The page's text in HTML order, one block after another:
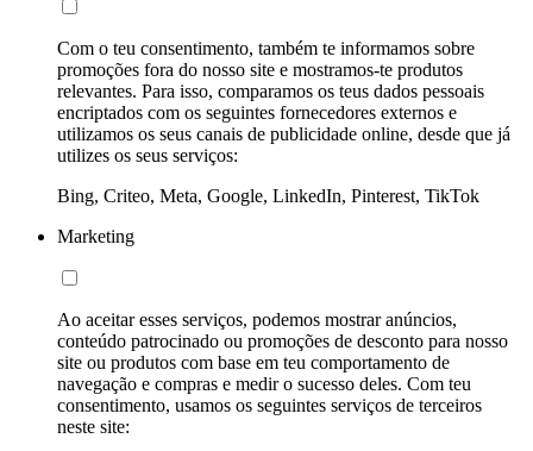
Com o teu consentimento, também te informamos sobre
promoções fora do nosso site e mostramos-te produtos
relevantes. Para isso, comparamos os teus dados pessoais
encriptados com os seguintes fornecedores externos e
utilizamos os seus canais de publicidade online, desde que já
utilizes os seus serviços:
Bing, Criteo, Meta, Google, LinkedIn, Pinterest, TikTok
Marketing
Ao aceitar esses serviços, podemos mostrar anúncios,
conteúdo patrocinado ou promoções de desconto para nosso
site ou produtos com base em teu comportamento de
navegação e compras e medir o sucesso deles. Com teu
consentimento, usamos os seguintes serviços de terceiros
neste site: